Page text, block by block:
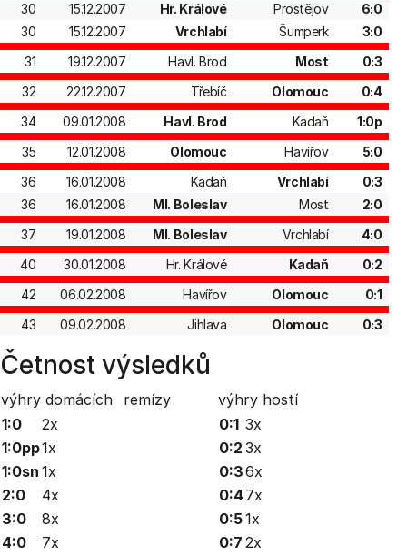
30
15.12.2007 Hr. Králové Prostějov
6:0
30
15.12.2007 Vrchlabí Šumperk
3:0
31
19.12.2007 Havl. Brod Most
0:3
32
22.12.2007 Třebíč Olomouc
0:4
34
09.01.2008 Havl. Brod Kadaň
1:0p
35
12.01.2008 Olomouc Havířov
5:0
36
16.01.2008 Kadaň Vrchlabí
0:3
36
16.01.2008 Ml. Boleslav Most
2:0
37
19.01.2008 Ml. Boleslav Vrchlabí
4:0
40
30.01.2008 Hr. Králové Kadaň
0:2
42
06.02.2008 Havířov Olomouc
0:1
43
09.02.2008 Jihlava Olomouc 0:3
Četnost výsledků
výhry domácích remízy výhry hostí
1:0
2x
1:0pp1x
1:0sn 1x
2:0
4x
3:0
8x
4:0
7x
0:1 3x
0:2 3x
0:36x
0:4 7x
0:51x
0:7 2x